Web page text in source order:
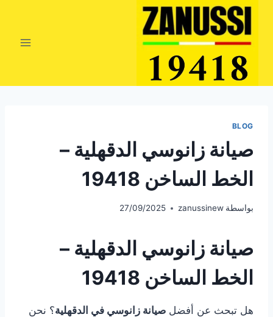
التجاوز
المحتوى
BLOG
صيانة زانوسي الدقهلية –
الخط الساخن 19418
بواسطة zanussinew
27/09/2025
صيانة زانوسي الدقهلية –
الخط الساخن 19418
هل تبحث عن أفضل صيانة زانوسي في الدقهلية؟ نحن